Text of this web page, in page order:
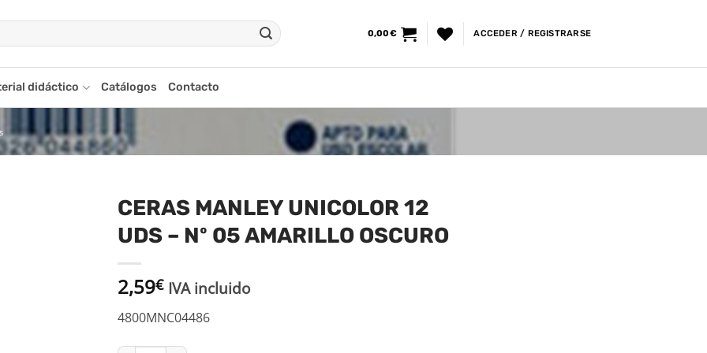
0,00€ ACCEDER / REGISTRARSE
didáctico Catálogos Contacto
CERAS MANLEY UNICOLOR 12
UDS – Nº 05 AMARILLO OSCURO
2,59€ IVA incluido
4800MNC04486